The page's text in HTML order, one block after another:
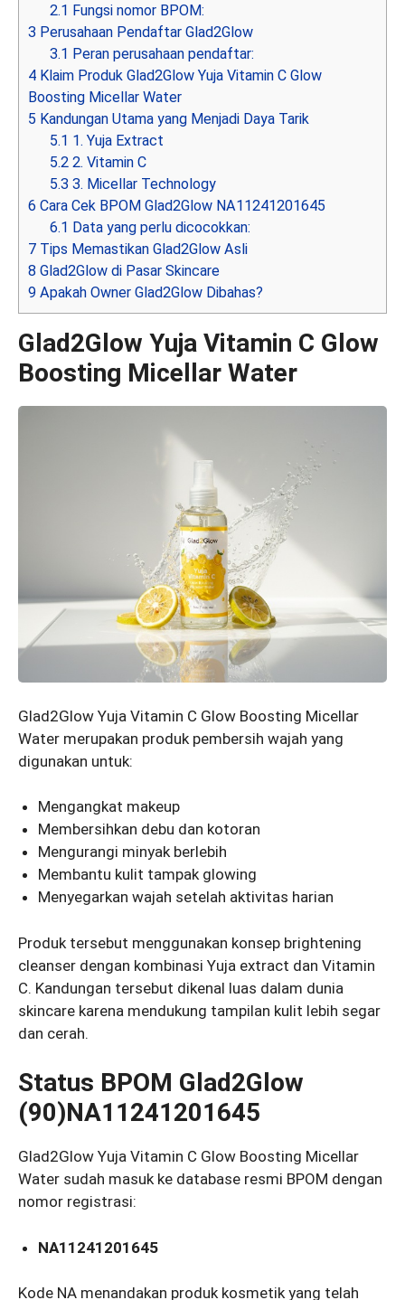
2.1 Fungsi nomor BPOM:
3 Perusahaan Pendaftar Glad2Glow
3.1 Peran perusahaan pendaftar:
4 Klaim Produk Glad2Glow Yuja Vitamin C Glow
Boosting Micellar Water
5 Kandungan Utama yang Menjadi Daya Tarik
5.1 1. Yuja Extract
5.2 2. Vitamin C
5.3 3. Micellar Technology
6 Cara Cek BPOM Glad2Glow NA11241201645
6.1 Data yang perlu dicocokkan:
7 Tips Memastikan Glad2Glow Asli
8 Glad2Glow di Pasar Skincare
9 Apakah Owner Glad2Glow Dibahas?
Glad2Glow Yuja Vitamin C Glow
Boosting Micellar Water
Glad2Glow Yuja Vitamin C Glow Boosting Micellar
Water merupakan produk pembersih wajah yang
digunakan untuk:
Mengangkat makeup
Membersihkan debu dan kotoran
Mengurangi minyak berlebih
Membantu kulit tampak glowing
Menyegarkan wajah setelah aktivitas harian
Produk tersebut menggunakan konsep brightening
cleanser dengan kombinasi Yuja extract dan Vitamin
C. Kandungan tersebut dikenal luas dalam dunia
skincare karena mendukung tampilan kulit lebih segar
dan cerah.
Status BPOM Glad2Glow
(90)NA11241201645
Glad2Glow Yuja Vitamin C Glow Boosting Micellar
Water sudah masuk ke database resmi BPOM dengan
nomor registrasi:
NA11241201645
Kode NA menandakan produk kosmetik yang telah